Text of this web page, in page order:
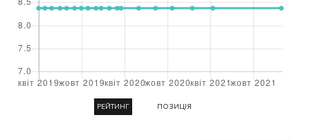
РЕЙТИНГ ПОЗИЦІЯ